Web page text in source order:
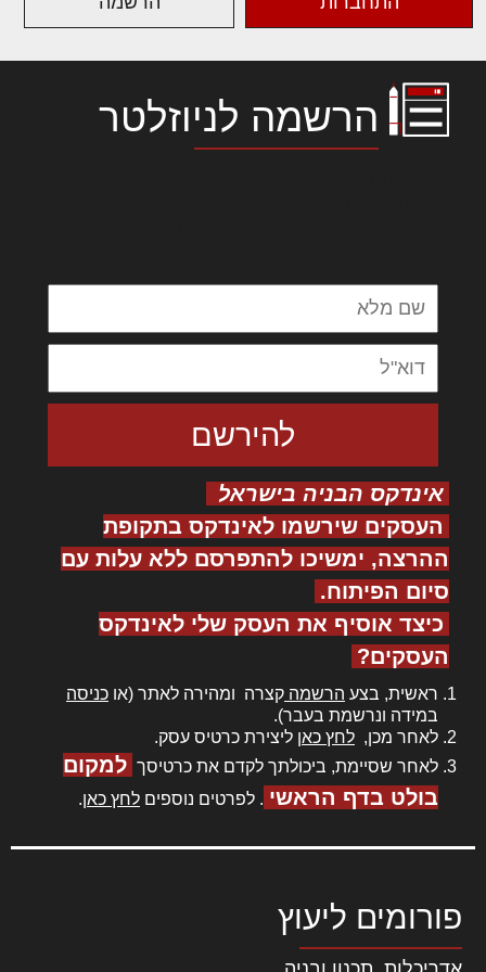
הרשמה לניוזלטר
אינדקס הבניה בישראל
העסקים שירשמו לאינדקס בתקופת
ההרצה, ימשיכו להתפרסם ללא עלות עם
סיום הפיתוח.
כיצד אוסיף את העסק שלי לאינדקס
העסקים?
ראשית, בצע הרשמה קצרה ומהירה לאתר (או כניסה
במידה ונרשמת בעבר).
לאחר מכן, לחץ כאן ליצירת כרטיס עסק.
לאחר שסיימת, ביכולתך לקדם את כרטיסך למקום
בולט בדף הראשי . לפרטים נוספים לחץ כאן.
פורומים ליעוץ